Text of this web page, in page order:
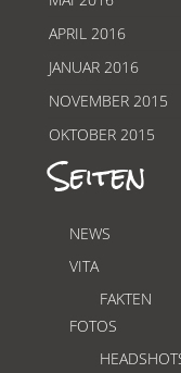
APRIL 2016
JANUAR 2016
NOVEMBER 2015
OKTOBER 2015
Seiten
NEWS
VITA
FAKTEN
FOTOS